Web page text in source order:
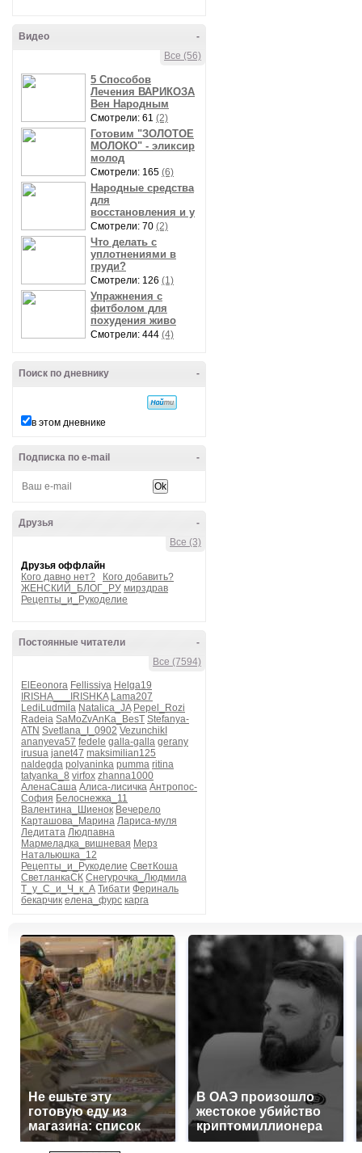
-
Видео
Все (56)
5 Способов
Лечения ВАРИКОЗА
Вен Народным
Смотрели: 61 (2)
Готовим "ЗОЛОТОЕ
МОЛОКО" - эликсир
молод
Смотрели: 165 (6)
Народные средства
для
восстановления и у
Смотрели: 70 (2)
Что делать с
уплотнениями в
груди?
Смотрели: 126 (1)
Упражнения с
фитболом для
похудения живо
Смотрели: 444 (4)
-
Поиск по дневнику
в этом дневнике
-
Подписка по e-mail
-
Друзья
Все (3)
Друзья оффлайн
Кого давно нет?
Кого добавить?
ЖЕНСКИЙ_БЛОГ_РУ мирздрав
Рецепты_и_Рукоделие
-
Постоянные читатели
Все (7594)
ElEeonora Fellissiya Helga19
IRISHA___IRISHKA Lama207
LediLudmila Natalica_JA Pepel_Rozi
Radeia SaMoZvAnKa_BesT Stefanya-
ATN Svetlana_I_0902 VezunchikI
ananyeva57 fedele galla-galla gerany
irusua janet47 maksimilian125
naldegda polyaninka pumma ritina
tatyanka_8 virfox zhanna1000
АленаСаша Алиса-лисичка Антропос-
София Белоснежка_11
Валентина_Шиенок Вечерело
Карташова_Марина Лариса-муля
Ледитата Людпавна
Мармеладка_вишневая Мерз
Натальюшка_12
Рецепты_и_Рукоделие СветКоша
СветланкаСК Снегурочка_Людмила
Т_у_С_и_Ч_к_А Тибати Фериналь
бекарчик елена_фурс карга
Не ешьте эту
готовую еду из
магазина: список
В ОАЭ произошло
жестокое убийство
криптомиллионера